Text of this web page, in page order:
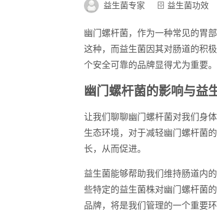
益生菌专家 益生菌功效
幽门螺杆菌，作为一种常见的胃
这种，而益生菌因其对肠道的积
个安全可靠的品牌显得尤为重要
幽门螺杆菌的影响与益
让我们聊聊幽门螺杆菌对我们身
生态环境，对于减轻幽门螺杆菌
长，从而促进。
益生菌能够帮助我们维持肠道内
些特定的益生菌株对幽门螺杆菌
品牌，将是我们管理的一个重要环